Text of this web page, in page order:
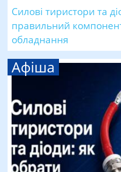
Силові тиристори та
правильний
обладнання
Афіша